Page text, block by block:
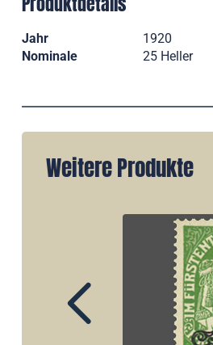
Jahr 1920
Nominale
25 Heller
Weitere Produkte